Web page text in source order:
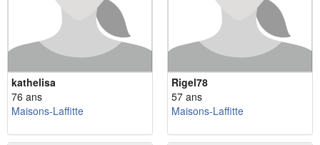
kathelisa
76 ans
Maisons-Laffitte
Rigel78
57 ans
Maisons-Laffitte